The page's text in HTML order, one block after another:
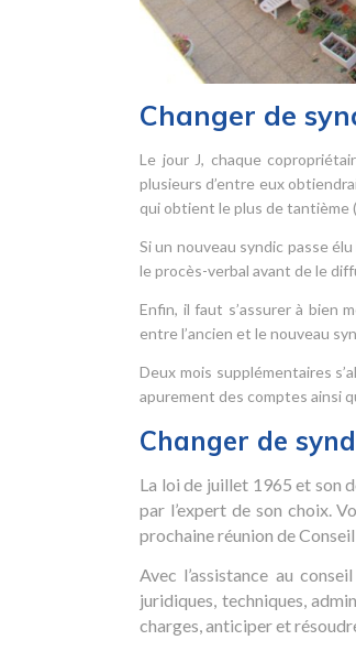
Changer de
Le jour J, chaque
plusieurs d’entre eux
qui obtient le plus de tantième
Si un nouveau syndic passe
le procès-verbal avant de le
Enfin, il faut s’assurer à bien
entre l’ancien et le nouveau
Deux mois supplémentaires
apurement des comptes ainsi
Changer de
La loi de juillet 1965 et son
par l’expert de son choix.
prochaine réunion de
Avec l’assistance au
juridiques, techniques,
charges, anticiper et